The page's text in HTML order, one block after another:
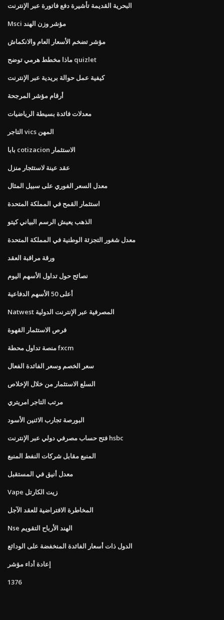
البحرية القديمة تأشيرة دفع فاتورة عبر الإنترنت
Msci مؤشر وزن الهند
مؤشر تضخم الأسعار العام والانكماش
ماذا مخطط هرمي توضح quizlet
كيفية عمل حوالة بريدية عبر الإنترنت
أرقام مؤشر المرجحة
معدلات فائدة بسيطة الرياضيات
التاجر vics المهن
بابا cotizacion الاستثمار
عقد عينة لاستئجار منزل
معدل السعر الفوري على سبيل المثال
استثمار القمح في المملكة المتحدة
الذهب يعيش الرسم البياني كيتو
معدل شغور التجزئة الوطنية في المملكة المتحدة
ورقة مراقبة العقد
نصائح حول تداول الأسهم اليوم
أعلى 50 الأسهم الدفاعية
Natwest المصرفية عبر الإنترنت الدولية
فرص الاستثمار القهوة
منصة تداول محطة fxcm
سعر الخصم وسعر الفائدة الفعال
السلع الاستثمار من خلال الإخلاص
مرتب التاجر امريتري
البورصة تجارب الاثنين الأسود
فتح حساب مصرفي دولي عبر الإنترنت hsbc
المنبع مقابل شركات النفط المنبع
معدل أنيق في المستقبل
Vape زيت الكارتل
المخاطرة الافتراضية للعقد الآجل
Nse الهند الأرباح التقويم
الدول ذات أسعار الفائدة المنخفضة على الودائع
إعادة أداء مؤشر
1376